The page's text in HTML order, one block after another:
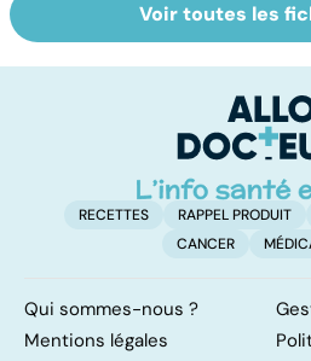
Virus du Nil
occidental : ce
Voir toutes les
RECETTES RAPPEL PRODUIT
CANCER
Qui sommes-nous ?
Mentions légales